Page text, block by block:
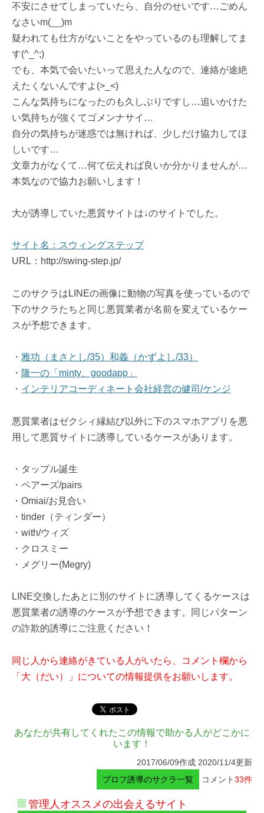
不安にさせてしまっていたら、自分のせいです…ごめん
なさいm(__)m
疑われても仕方がないことをやっているのも理解してま
す(^_^;)
でも、本気で会いたいって思えた人なので、連絡が途絶
えたくないんですよ(>_<)
こんな気持ちになったのも久しぶりですし…追いかけた
い気持ちが強くてゴメンナサイ…
自分の気持ちが迷惑では無ければ、少しだけ協力してほ
しいです…
文章力がなくて…何て伝えれば良いか分かりませんが…
本気なので協力お願いします！
大が誘導していた悪質サイトは↓のサイトでした。
サイト名：スウィングステップ
URL：http://swing-step.jp/
このサクラはLINEの画像に動物の写真を使っているので
下のサクラたちと同じ悪質業者が名前を変えているケー
スが予想できます。
・ 雅功（まさとし/35）和義（かずよし/33）
・ 隆一の「minty、goodapp」
・ インテリアコーディネート会社経営の健司/ケンジ
悪質業者はゼクシィ縁結び以外に下のスマホアプリを悪
用して悪質サイトに誘導しているケースがあります。
・タップル誕生
・ペアーズ/pairs
・Omiai/お見合い
・tinder（ティンダー）
・with/ウィズ
・クロスミー
・メグリー(Megry)
LINE交換したあとに別のサイトに誘導してくるケースは
悪質業者の誘導のケースが予想できます。同じパターン
の詐欺的誘導にご注意ください！
同じ人から連絡がきている人がいたら、コメント欄から
「大（だい）」についての情報提供をお願いします。
あなたが共有してくれたこの情報で助かる人がどこかに
います！
2017/06/09作成 2020/11/4更新
プロフ誘導のサクラ一覧
コメント33件
管理人オススメの出会えるサイト